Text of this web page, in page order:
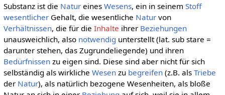
Substanz ist die Natureines Wesens, ein in seinem Stoff
wesentlicherGehalt, die wesentliche Naturvon
Verhältnissen, die für die Inhalte ihrer Beziehungen
unausweichlich, also notwendig unterstellt (lat. sub stare =
darunter stehen, das Zugrundeliegende) und ihren
Bedürfnissenzu eigen sind. Diese sind aber nicht für sich
selbständig als wirkliche Wesenzu begreifen(z.B. als Triebe
der Natur), als natürlich bezogene Wesenheiten, als bloße